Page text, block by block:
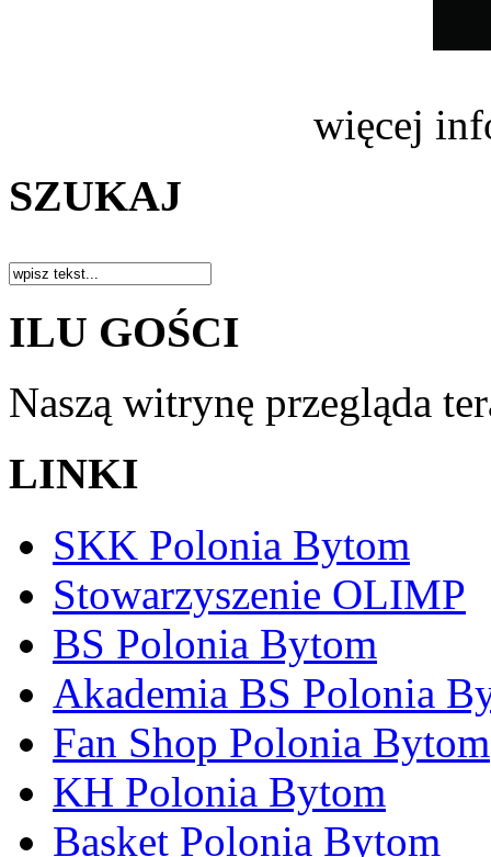
więcej
SZUKAJ
ILU GOŚCI
Naszą witrynę przegląda
LINKI
SKK Polonia Bytom
Stowarzyszenie OLIMP
BS Polonia Bytom
Akademia BS Polonia
Fan Shop Polonia Bytom
KH Polonia Bytom
Basket Polonia Bytom